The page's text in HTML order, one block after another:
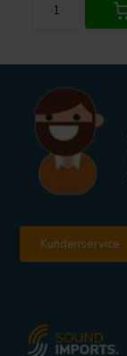
Kundenservice